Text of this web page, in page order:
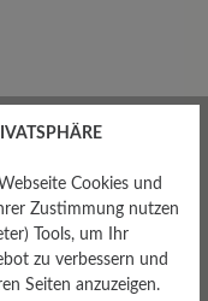
Cookies und
Zustimmung nutzen
Tools, um Ihr
zu verbessern und
Seiten anzuzeigen.